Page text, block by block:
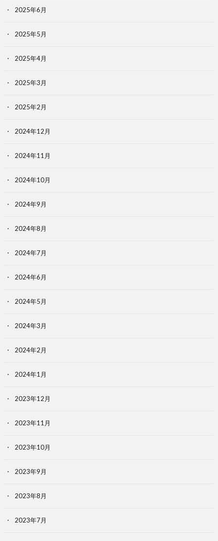
2025年6月
2025年5月
2025年4月
2025年3月
2025年2月
2024年12月
2024年11月
2024年10月
2024年9月
2024年8月
2024年7月
2024年6月
2024年5月
2024年3月
2024年2月
2024年1月
2023年12月
2023年11月
2023年10月
2023年9月
2023年8月
2023年7月